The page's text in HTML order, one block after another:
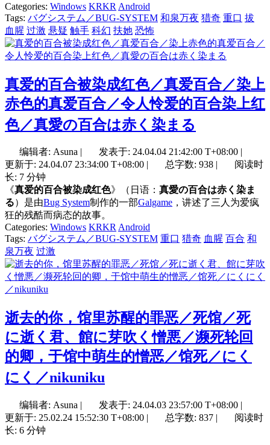
Categories: Windows KRKR Android
Tags: バグシステム／BUG-SYSTEM 和泉万夜 猎奇 重口 拔
血腥 过激 悬疑 触手 科幻 扶她 恐怖
真爱的百合被染成红色／真爱百合／染上
赤色的真爱百合／令人怜爱的百合染上红
色／真愛の百合は赤く染まる
编辑者: Asuna | 发表于: 24.04.04 21:42:00 T+08:00 |
更新于: 24.04.07 23:34:00 T+08:00 | 总字数: 938 |
阅读时
长: 7 分钟
《真爱的百合被染成红色》（日语： 真愛の百合は赤く染ま
る）是由Bug System制作的一部Galgame ，讲述了三人为爱疯
狂的残酷而病态的故事。
Categories: Windows KRKRAndroid
Tags: バグシステム／BUG-SYSTEM 重口 猎奇 血腥 百合 和
泉万夜 过激
逝去的你，馆里苏醒的罪恶／死馆／死
に逝く君、館に芽吹く憎悪／濒死轮回
的卿，于馆中萌生的憎恶／馆死／にく
にく／nikuniku
编辑者: Asuna | 发表于: 24.04.03 23:57:00 T+08:00 |
更新于: 25.02.24 15:52:30 T+08:00 | 总字数: 837 |
阅读时
长: 6 分钟